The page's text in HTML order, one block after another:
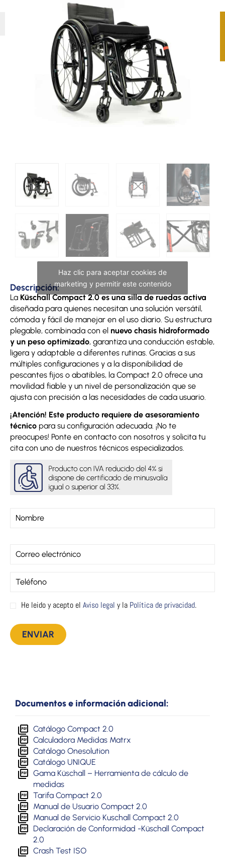
Haz clic para aceptar cookies de
marketing y permitir este contenido
Descripción:
La Küschall Compact 2.0 es una silla de ruedas activa
diseñada para quienes necesitan una solución versátil,
cómoda y fácil de manejar en el uso diario. Su estructura
plegable, combinada con el nuevo chasis hidroformado
y un peso optimizado, garantiza una conducción estable,
ligera y adaptable a diferentes rutinas. Gracias a sus
múltiples configuraciones y a la disponibilidad de
pescantes fijos o abatibles, la Compact 2.0 ofrece una
movilidad fiable y un nivel de personalización que se
ajusta con precisión a las necesidades de cada usuario.
¡Atención! Este producto requiere de asesoramiento
técnico para su configuración adecuada. ¡No te
preocupes! Ponte en contacto con nosotros y solicita tu
cita con uno de nuestros técnicos especializados.
He leido y acepto el Aviso legal y la Política de privacidad.
Documentos e información adicional:
Catálogo Compact 2.0
Calculadora Medidas Matrx
Catálogo Onesolution
Catálogo UNIQUE
Gama Küschall – Herramienta de cálculo de
medidas
Tarifa Compact 2.0
Manual de Usuario Compact 2.0
Manual de Servicio Kuschall Compact 2.0
Declaración de Conformidad -Küschall Compact
2.0
Crash Test ISO